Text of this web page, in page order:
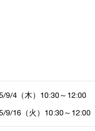
9/4（木）10:30～12:00
9/16 （火）10:30～12:00